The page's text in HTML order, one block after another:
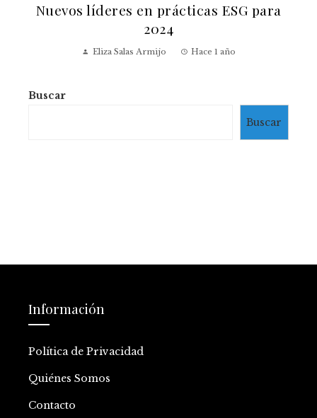
Nuevos líderes en prácticas ESG para
2024
Eliza Salas Armijo Hace 1 año
Buscar
Buscar
Información
Política de Privacidad
Quiénes Somos
Contacto